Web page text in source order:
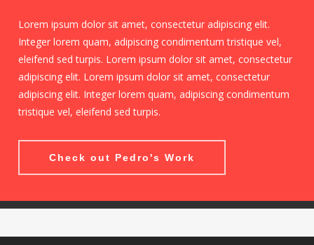
Lorem ipsum dolor sit amet, consectetur adipiscing elit.
Integer lorem quam, adipiscing condimentum tristique vel,
eleifend sed turpis. Lorem ipsum dolor sit amet, consectetur
adipiscing elit. Lorem ipsum dolor sit amet, consectetur
adipiscing elit. Integer lorem quam, adipiscing condimentum
tristique vel, eleifend sed turpis.
Check out Pedro's Work